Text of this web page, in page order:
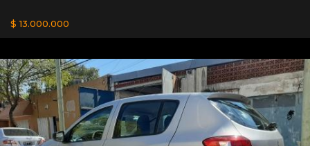
$ 13.000.000